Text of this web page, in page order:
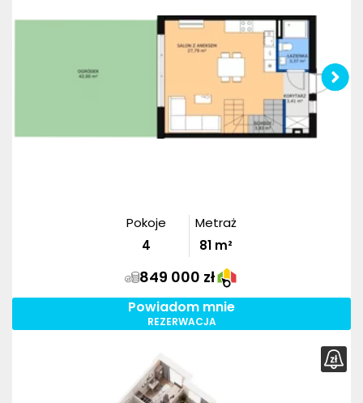
Pokoje
4
Metraż
81 m²
849 000 zł
Powiadom mnie
REZERWACJA